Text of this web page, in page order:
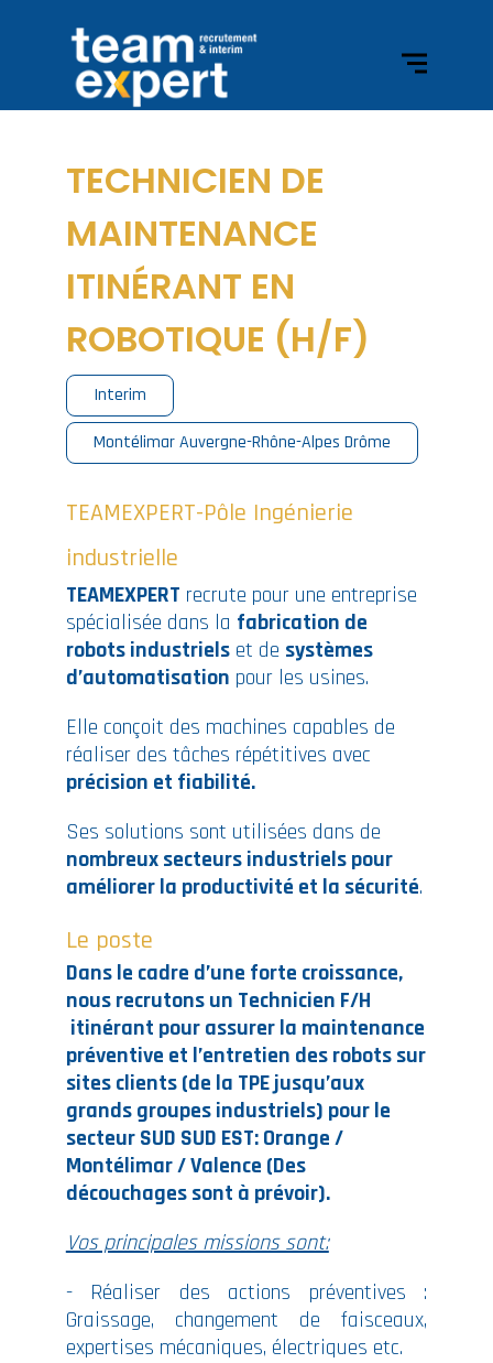
TECHNICIEN DE
MAINTENANCE
ITINÉRANT EN
ROBOTIQUE (H/F)
Interim
Montélimar Auvergne-Rhône-Alpes Drôme
TEAMEXPERT-Pôle Ingénierie
industrielle
TEAMEXPERT recrute pour une entreprise
spécialisée dans la fabrication de
robots industrielset de systèmes
d’automatisation pour les usines.
Elle conçoit des machines capables de
réaliser des tâches répétitives avec
précision et fiabilité.
Ses solutions sont utilisées dans de
nombreux secteurs industriels pour
améliorer la productivité et la sécurité.
Le poste
Dans le cadre d’une forte croissance,
nous recrutons un Technicien F/H
itinérant pour assurer la maintenance
préventive et l’entretien des robots sur
sites clients (de la TPE jusqu’aux
grands groupes industriels) pour le
secteur SUD SUD EST: Orange /
Montélimar / Valence (Des
découchages sont à prévoir).
Vos principales missions sont:
- Réaliser des actions préventives :
Graissage, changement de faisceaux,
expertises mécaniques, électriques etc.